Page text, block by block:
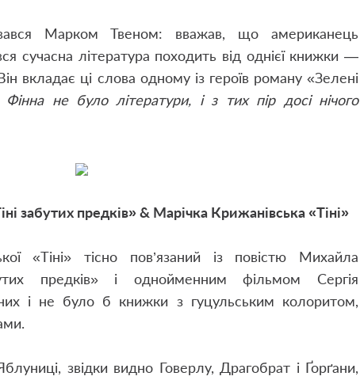
Марком Твеном: вважав, що американець
сучасна література походить від однієї книжки —
вкладає ці слова одному із героїв роману «Зелені
не було літератури, і з тих пір досі нічого
забутих предків» & Марічка Крижанівська «Тіні»
«Тіні» тісно пов’язаний із повістю Михайла
предків» і однойменним фільмом Сергія
і не було б книжки з гуцульським колоритом,
звідки видно Говерлу, Драгобрат і Ґорґани,